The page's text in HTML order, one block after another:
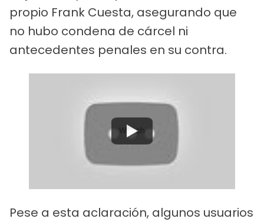
propio Frank Cuesta, asegurando que
no hubo condena de cárcel ni
antecedentes penales en su contra.
Watch
Pese a esta aclaración, algunos usuarios